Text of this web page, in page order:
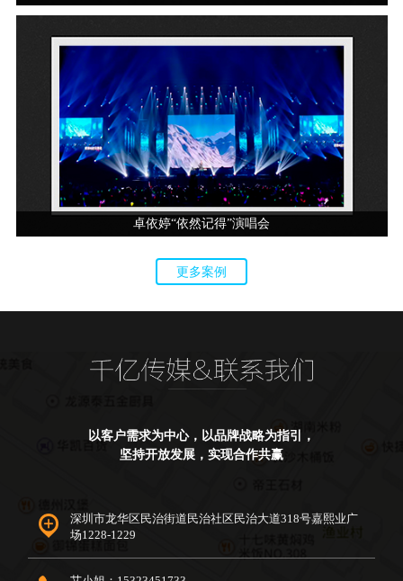
卓依婷“依然记得”演唱会
更多案例
以客户需求为中心，以品牌战略为指引，
坚持开放发展，实现合作共赢
深圳市龙华区民治街道民治社区民治大道318号嘉熙业广
场1228-1229